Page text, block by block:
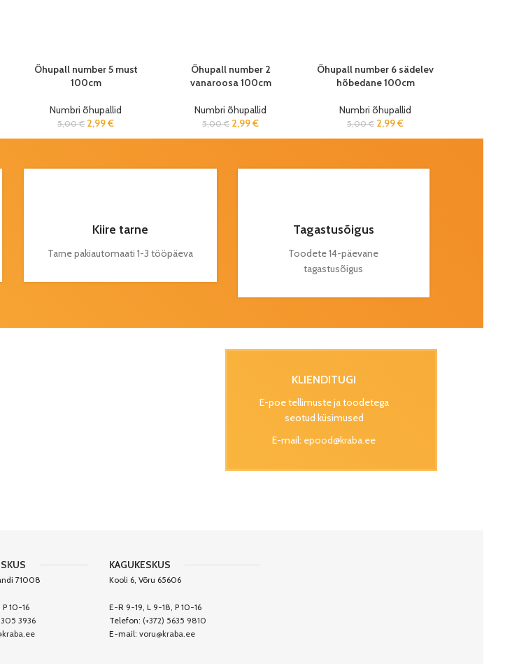
Õhupall number 5 must
100cm
Numbri õhupallid
5,00€ 2,99€
Õhupall number 2
vanaroosa 100cm
Numbri õhupallid
5,00€ 2,99€
Õhupall number 6 sädelev
hõbedane 100cm
Numbri õhupallid
5,00€ 2,99€
Kiire tarne
Tarne pakiautomaati 1-3 tööpäeva
Tagastusõigus
Toodete 14-päevane
tagastusõigus
KLIENDITUGI
E-poe tellimuste ja toodetega
seotud küsimused
E-mail: epood@kraba.ee
71008
10-16
3936
KAGUKESKUS
Kooli 6, Võru 65606
E-R 9-19, L 9-18, P 10-16
Telefon: (+372) 5635 9810
E-mail:voru@kraba.ee